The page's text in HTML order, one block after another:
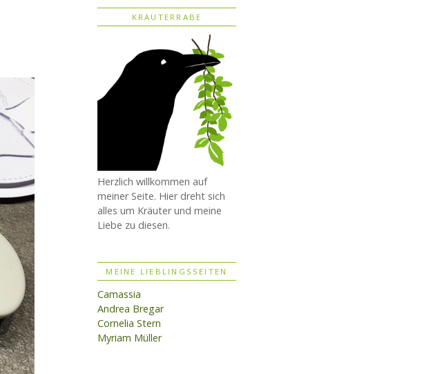
KRÄUTERRABE
Herzlich willkommen auf
meiner Seite. Hier dreht sich
alles um Kräuter und meine
Liebe zu diesen.
MEINE LIEBLINGSSEITEN
Camassia
Andrea Bregar
Cornelia Stern
Myriam Müller